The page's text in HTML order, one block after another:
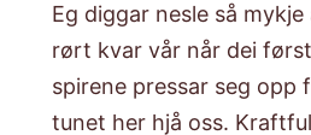
Eg diggar nesle så
rørt kvar vår når dei
spirene pressar seg opp
tunet her hjå oss.